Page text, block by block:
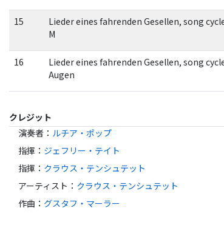
15
Lieder eines fahrenden Gesellen, song
M
16
Lieder eines fahrenden Gesellen, song
Augen
クレジット
演奏者 ： ルチア・ポップ
指揮 ： ジェフリー・テイト
指揮 ： クラウス・テンシュテット
アーティスト ： クラウス・テンシュテット
作曲 ： グスタフ・マーラー